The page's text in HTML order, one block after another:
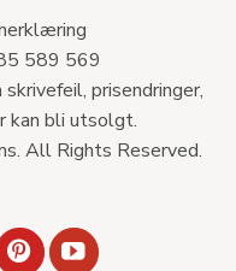
589 569
prisendringer,
kan bli utsolgt.
All Rights Reserved.